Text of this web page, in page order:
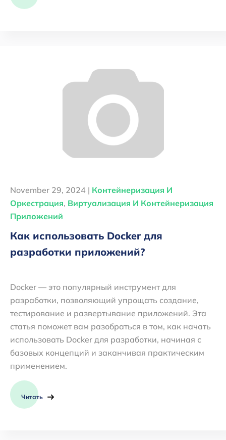
November 29, 2024 | Контейнеризация И
Оркестрация, Виртуализация И Контейнеризация
Приложений
Как использовать Docker для
разработки приложений?
Docker — это популярный инструмент для
разработки, позволяющий упрощать создание,
тестирование и развертывание приложений. Эта
статья поможет вам разобраться в том, как начать
использовать Docker для разработки, начиная с
базовых концепций и заканчивая практическим
применением.
Читать